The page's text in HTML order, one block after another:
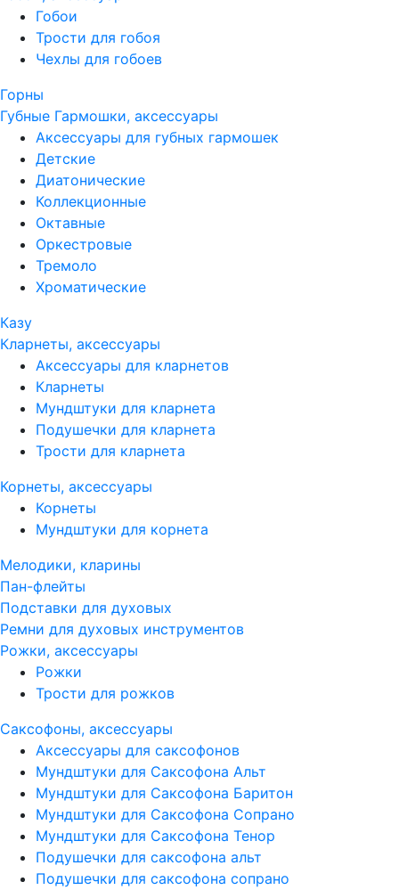
Гобои
Трости для гобоя
Чехлы для гобоев
Горны
Губные Гармошки, аксессуары
Аксессуары для губных гармошек
Детские
Диатонические
Коллекционные
Октавные
Оркестровые
Тремоло
Хроматические
Казу
Кларнеты, аксессуары
Аксессуары для кларнетов
Кларнеты
Мундштуки для кларнета
Подушечки для кларнета
Трости для кларнета
Корнеты, аксессуары
Корнеты
Мундштуки для корнета
Мелодики, кларины
Пан-флейты
Подставки для духовых
Ремни для духовых инструментов
Рожки, аксессуары
Рожки
Трости для рожков
Саксофоны, аксессуары
Аксессуары для саксофонов
Мундштуки для Саксофона Альт
Мундштуки для Саксофона Баритон
Мундштуки для Саксофона Сопрано
Мундштуки для Саксофона Тенор
Подушечки для саксофона альт
Подушечки для саксофона сопрано